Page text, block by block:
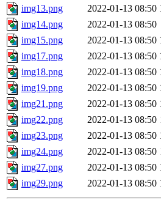
img13.png
2022-01-13 08:50
img14.png
2022-01-13 08:50
img15.png
2022-01-13 08:50
img17.png
2022-01-13 08:50
img18.png
2022-01-13 08:50
img19.png
2022-01-13 08:50
img21.png
2022-01-13 08:50
img22.png
2022-01-13 08:50
img23.png
2022-01-13 08:50
img24.png
2022-01-13 08:50
img27.png
2022-01-13 08:50
img29.png
2022-01-13 08:50